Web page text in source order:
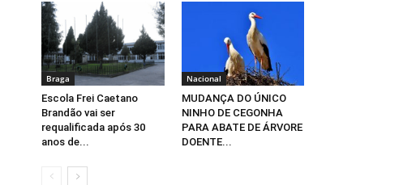
Braga
Escola Frei Caetano
Brandão vai ser
requalificada após 30
anos de...
Nacional
MUDANÇA DO ÚNICO
NINHO DE CEGONHA
PARA ABATE DE ÁRVORE
DOENTE...